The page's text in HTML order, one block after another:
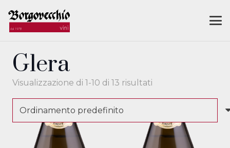
Glera
Visualizzazione di 1-10 di 13 risultati